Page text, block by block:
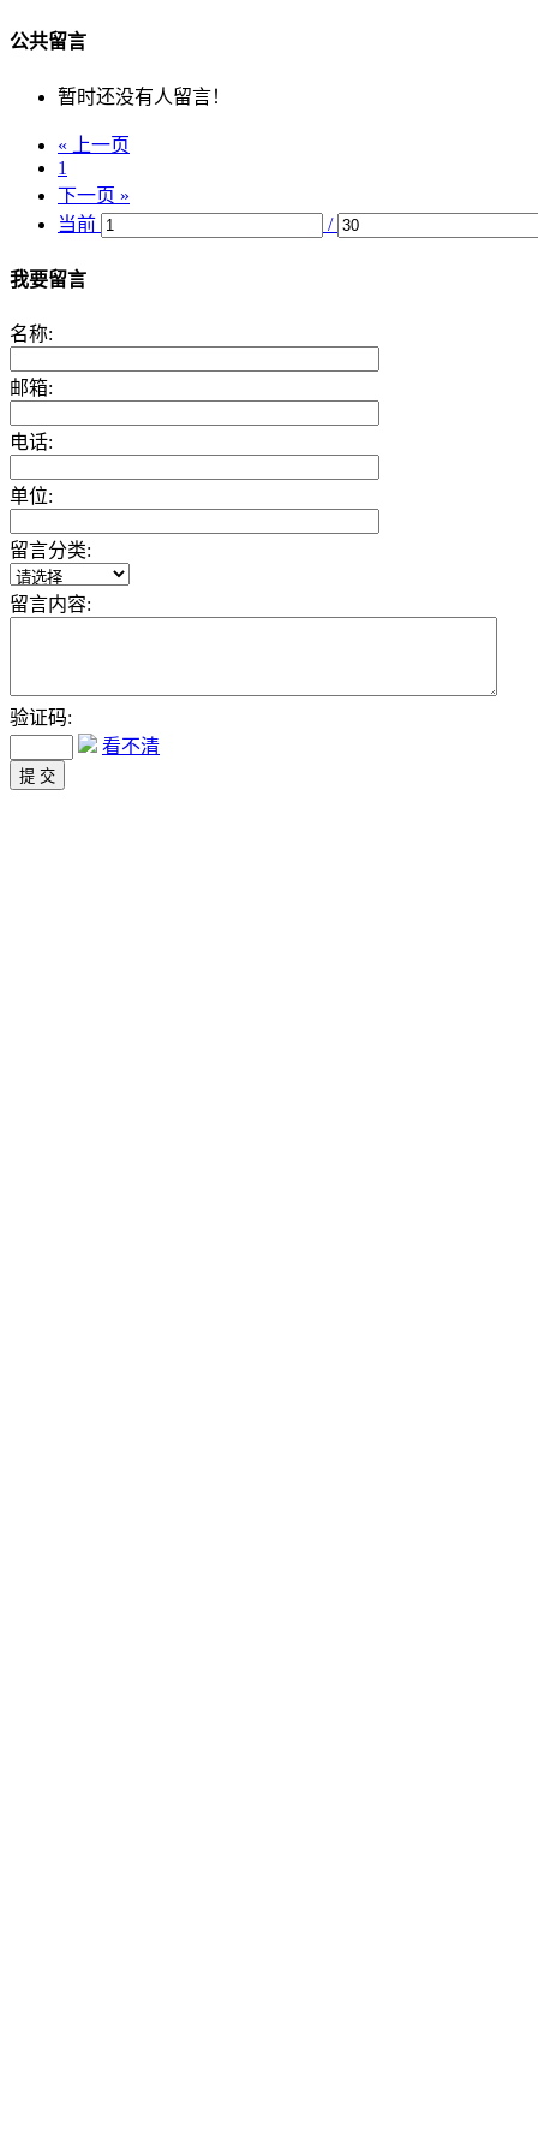
公共留言
暂时还没有人留言！
« 上一页
1
下一页 »
当前
/
我要留言
名称:
邮箱:
电话:
单位:
留言分类:
留言内容:
验证码:
看不清